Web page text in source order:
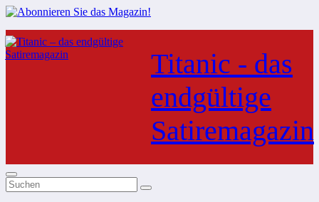
Zum
Inhalt
springen
Titanic - das
endgültige
Satiremagazin